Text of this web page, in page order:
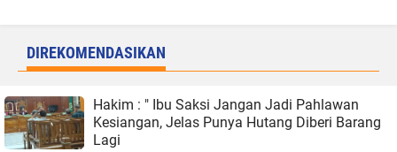
DIREKOMENDASIKAN
Hakim : " Ibu Saksi Jangan Jadi Pahlawan
Kesiangan, Jelas Punya Hutang Diberi Barang
Lagi